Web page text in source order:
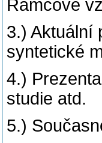
Rámcové
3.) Aktuální
syntetické
4.)
studie atd.
5.)